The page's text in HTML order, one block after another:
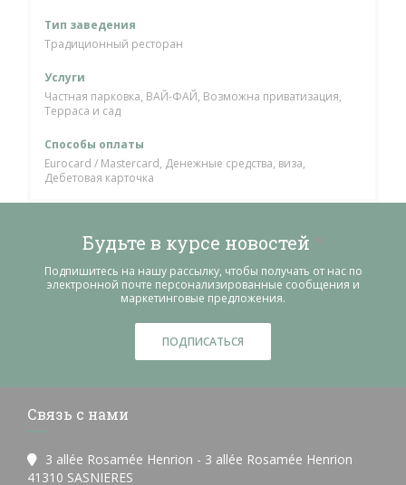
Тип заведения
Традиционный ресторан
Услуги
Частная парковка, ВАЙ-ФАЙ, Возможна приватизация,
Терраса и сад
Способы оплаты
Eurocard / Mastercard, Денежные средства, виза,
Дебетовая карточка
Будьте в курсе новостей
Подпишитесь на нашу рассылку, чтобы получать от нас по
электронной почте персонализированные сообщения и
маркетинговые предложения.
ПОДПИСАТЬСЯ
Связь с нами
3 allée Rosamée Henrion - 3 allée Rosamée Henrion
41310 SASNIERES